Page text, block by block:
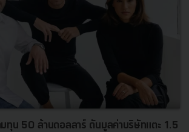
ทุน 50 ล้านดอลลาร์ ดันมูลค่าบริษัทแตะ 1.5